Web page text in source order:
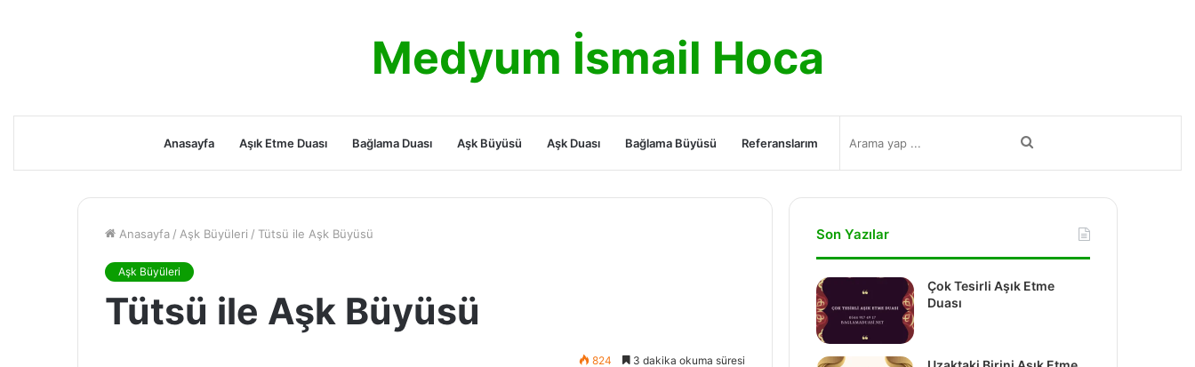
Medyum İsmail Hoca
Anasayfa Aşık Etme Duası Bağlama Duası Aşk Büyüsü Aşk Duası Bağlama Büyüsü Referanslarım Arama
yap
Anasayfa / Aşk Büyüleri / Tütsü ile Aşk Büyüsü
Aşk Büyüleri
Tütsü ile Aşk Büyüsü
824 3 dakika okuma süresi
Son Yazılar
Çok Tesirli Aşık Etme
Duası